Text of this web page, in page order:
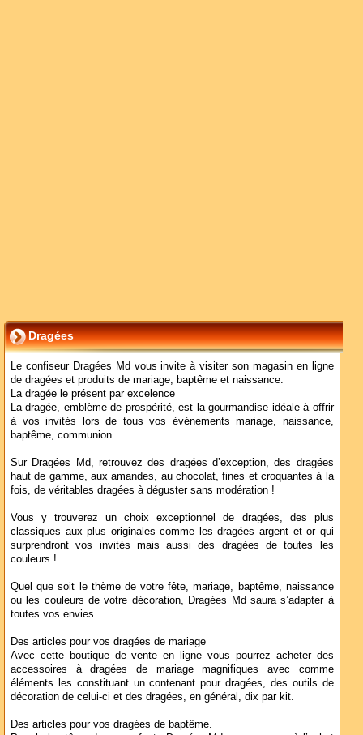
Dragées
Le confiseur Dragées Md vous invite à visiter son magasin en ligne
de dragées et produits de mariage, baptême et naissance.
La dragée le présent par excelence
La dragée, emblème de prospérité, est la gourmandise idéale à offrir
à vos invités lors de tous vos événements mariage, naissance,
baptême, communion.
Sur Dragées Md, retrouvez des dragées d’exception, des dragées
haut de gamme, aux amandes, au chocolat, fines et croquantes à la
fois, de véritables dragées à déguster sans modération !
Vous y trouverez un choix exceptionnel de dragées, des plus
classiques aux plus originales comme les dragées argent et or qui
surprendront vos invités mais aussi des dragées de toutes les
couleurs !
Quel que soit le thème de votre fête, mariage, baptême, naissance
ou les couleurs de votre décoration, Dragées Md saura s’adapter à
toutes vos envies.
Des articles pour vos dragées de mariage
Avec cette boutique de vente en ligne vous pourrez acheter des
accessoires à dragées de mariage magnifiques avec comme
éléments les constituant un contenant pour dragées, des outils de
décoration de celui-ci et des dragées, en général, dix par kit.
Des articles pour vos dragées de baptême.